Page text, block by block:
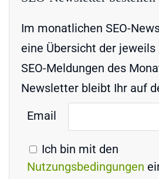
Im monatlichen SEO-
eine Übersicht der
SEO-Meldungen des
Newsletter bleibt Ihr auf
Email
Ich bin mit den
Nutzungsbedingungen